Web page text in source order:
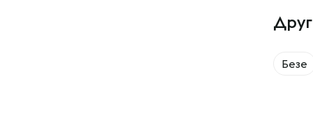
Безе